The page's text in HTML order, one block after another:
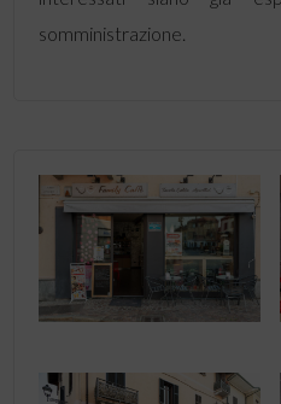
somministrazione.